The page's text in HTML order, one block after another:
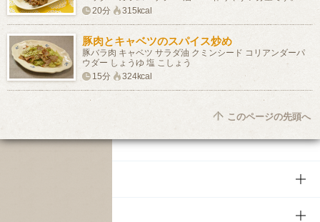
20分
315kcal
豚肉とキャベツのスパイス炒め
豚バラ肉 キャベツ サラダ油 クミンシード コリアンダーパ
ウダー しょうゆ 塩 こしょう
15分
324kcal
このページの先頭へ